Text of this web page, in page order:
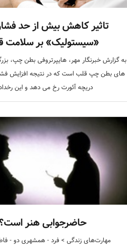
تاثیر کاهش بیش از حد
«سیستولیک» بر سلامت
به گزارش خبرنگار مهر، هایپرتروفی بطن چپ،
های بطن چپ قلب است که در نتیجه افزایش
دریچه آئورت رخ می‌ دهد و این
حاضرجوابی هنر
مهارت‌های زندگی > فرد - همشهری دو -